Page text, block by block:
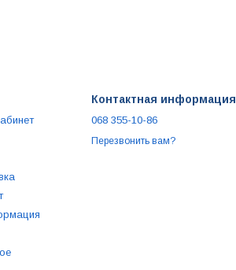
Контактная информация
068 355-10-86
Перезвонить вам?